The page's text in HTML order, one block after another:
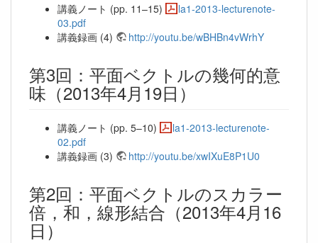
講義ノート (pp. 11–15)
la1-2013-lecturenote-
03.pdf
講義録画 (4)
http://youtu.be/wBHBn4vWrhY
第3回：平面ベクトルの幾何的意
味（2013年4月19日）
講義ノート (pp. 5–10)
la1-2013-lecturenote-
02.pdf
講義録画 (3)
http://youtu.be/xwIXuE8P1U0
第2回：平面ベクトルのスカラー
倍，和，線形結合（2013年4月16
日）